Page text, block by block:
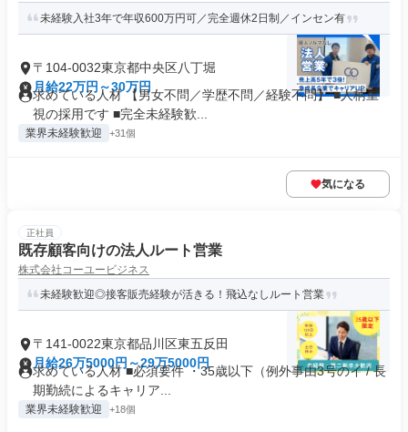
未経験入社3年で年収600万円可／完全週休2日制／インセン有
〒104-0032東京都中央区八丁堀
月給22万円～30万円
求めている人材 【男女不問／学歴不問／経験不問】 ■人柄重
視の採用です ■完全未経験歓...
業界未経験歓迎 +31個
気になる
正社員
既存顧客向けの法人ルート営業
株式会社コーユービジネス
未経験歓迎◎接客販売経験が活きる！飛込なしルート営業
〒141-0022東京都品川区東五反田
月給26万5000円～29万5000円
求めている人材 ■必須要件 ・35歳以下（例外事由3号のイ / 長
期勤続によるキャリア...
業界未経験歓迎 +18個